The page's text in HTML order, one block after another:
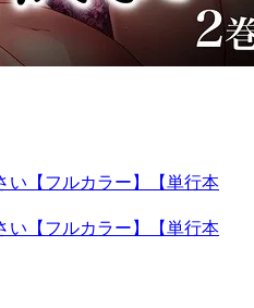
い【フルカラー】【単行本
い【フルカラー】【単行本